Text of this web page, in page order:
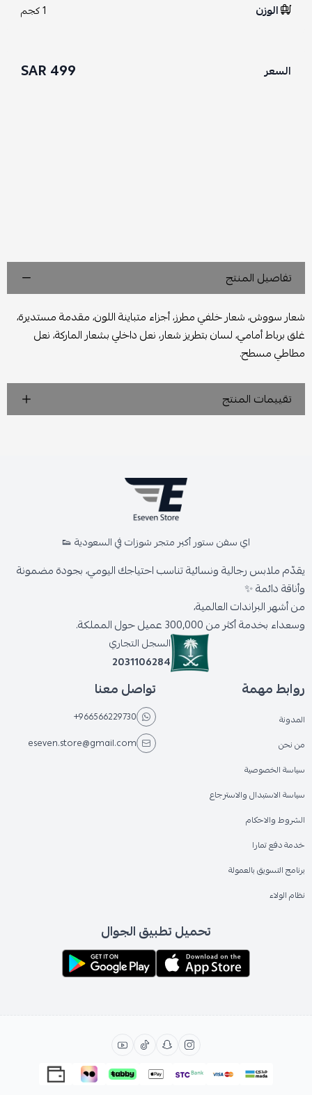
الوزن 1 كجم
السعر 499 SAR
تفاصيل المنتج
شعار سووش، شعار خلفي مطرز، أجزاء متباينة اللون، مقدمة مستديرة،
غلق برباط أمامي، لسان بتطريز شعار، نعل داخلي بشعار الماركة، نعل
مطاطي مسطح.
تقييمات المنتج
اي سفن ستور أكبر متجر شوزات في السعودية 👟
يقدّم ملابس رجالية ونسائية تناسب احتياجك اليومي، بجودة مضمونة
وأناقة دائمة ✨
من أشهر البراندات العالمية،
وسعداء بخدمة أكثر من 300,000 عميل حول المملكة.
السجل التجاري
2031106284
روابط مهمة
المدونة
من نحن
سياسة الخصوصية
سياسة الاستبدال والاسترجاع
الشروط والاحكام
خدمة دفع تمارا
برنامج التسويق بالعمولة
نظام الولاء
تواصل معنا
+966566229730
eseven.store@gmail.com
تحميل تطبيق الجوال